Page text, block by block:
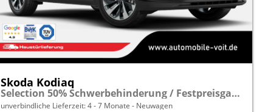
Skoda Kodiaq
Selection 50% Schwerbehinderung / Festpreisgarantie* Modelljahr 2.0 TDI 150PS DSG "Sonderangebot bei Schwerbehinderung" frei konfigurierbar!
unverbindliche Lieferzeit: 4 - 7 Monate Neuwagen